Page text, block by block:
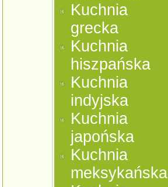
Kuchnia
grecka
Kuchnia
hiszpańska
Kuchnia
indyjska
Kuchnia
japońska
Kuchnia
meksykańska